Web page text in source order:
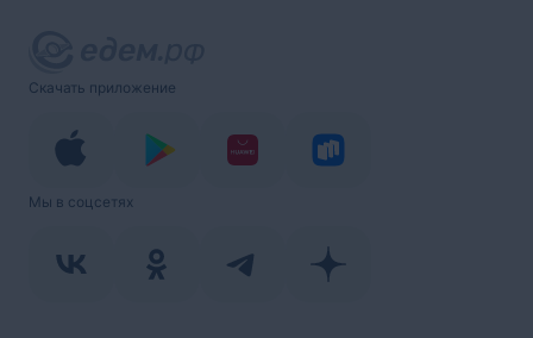
Скачать приложение
Мы в соцсетях